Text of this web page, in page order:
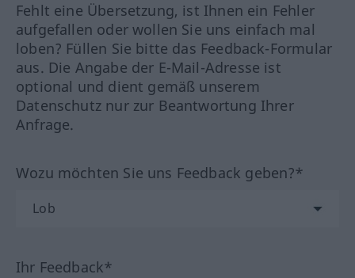
Fehlt eine Übersetzung, ist Ihnen ein Fehler
aufgefallen oder wollen Sie uns einfach mal
loben? Füllen Sie bitte das Feedback-Formular
aus. Die Angabe der E-Mail-Adresse ist
optional und dient gemäß unserem
Datenschutz nur zur Beantwortung Ihrer
Anfrage.
Wozu möchten Sie uns Feedback geben?*
Ihr Feedback*